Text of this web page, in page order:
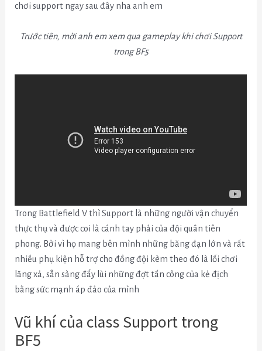
chơi support ngay sau đây nha anh em
Trước tiên, mời anh em xem qua gameplay khi chơi Support
trong BF5
Trong Battlefield V thì Support là những người vận chuyển
thực thụ và được coi là cánh tay phải của đội quân tiên
phong. Bởi vì họ mang bên mình những băng đạn lớn và rất
nhiều phụ kiện hỗ trợ cho đồng đội kèm theo đó là lối chơi
lăng xả, sẵn sàng đẩy lùi những đợt tấn công của kẻ địch
bằng sức mạnh áp đảo của mình
Vũ khí của class Support trong
BF5